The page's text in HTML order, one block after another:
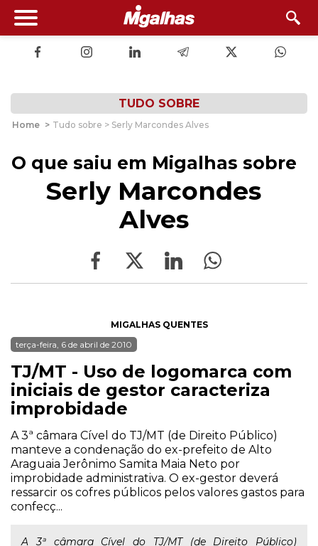
TUDO SOBRE
Home > Tudo sobre > Serly Marcondes Alves
O que saiu em Migalhas sobre
Serly Marcondes
Alves
MIGALHAS QUENTES
terça-feira, 6 de abril de 2010
TJ/MT - Uso de logomarca com
iniciais de gestor caracteriza
improbidade
A 3ª câmara Cível do TJ/MT (de Direito Público)
manteve a condenação do ex-prefeito de Alto
Araguaia Jerônimo Samita Maia Neto por
improbidade administrativa. O ex-gestor deverá
ressarcir os cofres públicos pelos valores gastos para
confecç...
A 3ª câmara Cível do TJ/MT (de Direito Público)